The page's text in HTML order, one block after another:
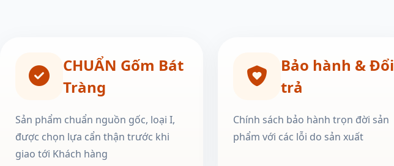
CHUẨN Gốm Bát
Tràng
Sản phẩm chuẩn nguồn gốc, loại I,
được chọn lựa cẩn thận trước khi
giao tới Khách hàng
Bảo hành & Đổi
trả
Chính sách bảo hành trọn đời sản
phẩm với các lỗi do sản xuất